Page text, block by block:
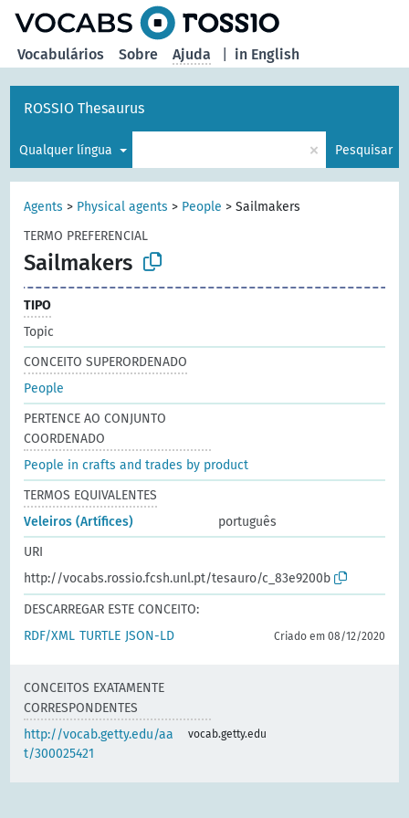
in English
Vocabulários Sobre Ajuda
ROSSIO Thesaurus
Qualquer língua × Pesquisar
Agents > Physical agents > People >Sailmakers
TERMO PREFERENCIAL
Sailmakers
TIPO
Topic
CONCEITO SUPERORDENADO
People
PERTENCE AO CONJUNTO
COORDENADO
People in crafts and trades by product
TERMOS EQUIVALENTES
Veleiros (Artífices)
português
URI
http://vocabs.rossio.fcsh.unl.pt/tesauro/c_83e9200b
DESCARREGAR ESTE CONCEITO:
RDF/XML TURTLE JSON-LD Criado em 08/12/2020
CONCEITOS EXATAMENTE
CORRESPONDENTES
http://vocab.getty.edu/aa
t/300025421
vocab.getty.edu